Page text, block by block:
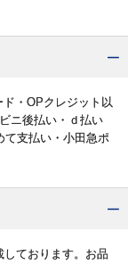
・OPクレジット以
ニ後払い・ｄ払い
て支払い・小田急ポ
ております。お品